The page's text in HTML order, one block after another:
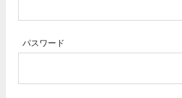
パスワード